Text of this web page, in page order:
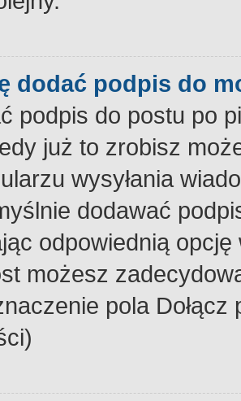
dodać podpis do
podpis do postu po
już to zrobisz
wysyłania
dodawać
odpowiednią
możesz
pola